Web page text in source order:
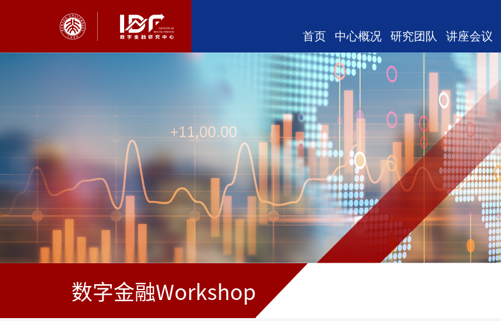
首页 中心概况 研究团队 讲座会议
数字金融Workshop